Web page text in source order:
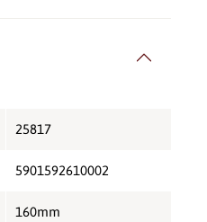
25817
5901592610002
160mm